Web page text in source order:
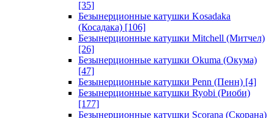
[35]
Безынерционные катушки Kosadaka
(Косадака) [106]
Безынерционные катушки Mitchell (Митчел)
[26]
Безынерционные катушки Okuma (Окума)
[47]
Безынерционные катушки Penn (Пенн) [4]
Безынерционные катушки Ryobi (Риоби)
[177]
Безынерционные катушки Scorana (Скорана)